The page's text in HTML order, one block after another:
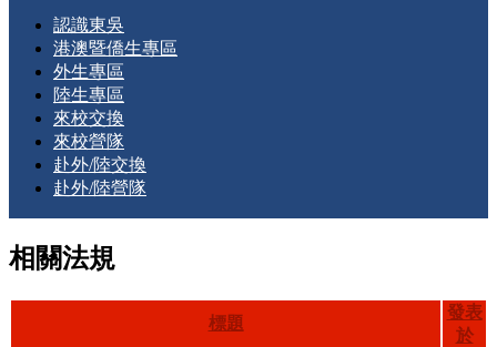
認識東吳
港澳暨僑生專區
外生專區
陸生專區
來校交換
來校營隊
赴外/陸交換
赴外/陸營隊
相關法規
標題
發表
於